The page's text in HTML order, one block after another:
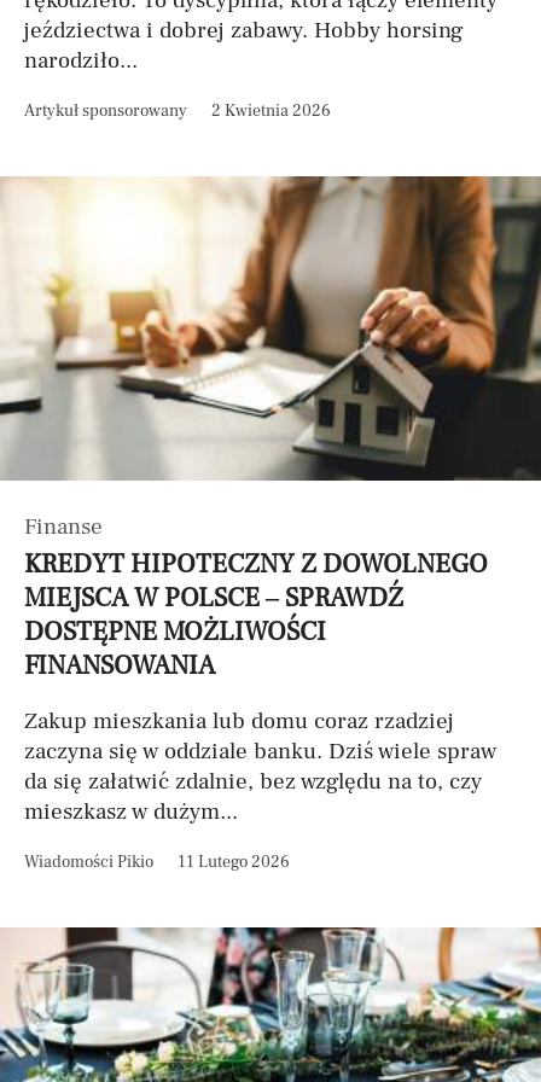
jeździectwa i dobrej zabawy. Hobby horsing
narodziło...
Artykuł sponsorowany 2 Kwietnia 2026
Finanse
KREDYT HIPOTECZNY Z DOWOLNEGO
MIEJSCA W POLSCE – SPRAWDŹ
DOSTĘPNE MOŻLIWOŚCI
FINANSOWANIA
Zakup mieszkania lub domu coraz rzadziej
zaczyna się w oddziale banku. Dziś wiele spraw
da się załatwić zdalnie, bez względu na to, czy
mieszkasz w dużym...
Wiadomości Pikio 11 Lutego 2026